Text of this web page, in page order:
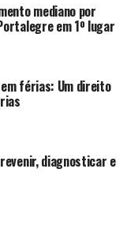
mediano por
em 1º lugar
férias: Um direito
diagnosticar e